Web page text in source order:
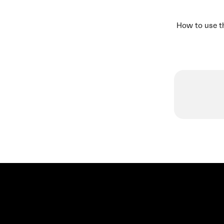
How to use